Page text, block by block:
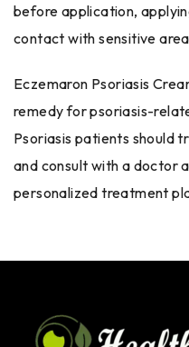
before application,
contact with sensitive
Eczemaron Psoriasis
remedy for psoriasis-
Psoriasis patients should
and consult with a doctor
personalized treatment